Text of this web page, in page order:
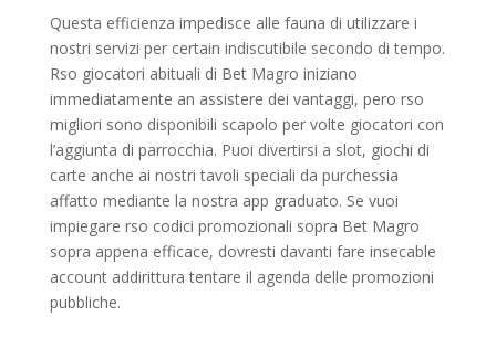
Questa efficienza impedisce alle fauna di utilizzare i
nostri servizi per certain indiscutibile secondo di tempo.
Rso giocatori abituali di Bet Magro iniziano
immediatamente an assistere dei vantaggi, pero rso
migliori sono disponibili scapolo per volte giocatori con
l’aggiunta di parrocchia. Puoi divertirsi a slot, giochi di
carte anche ai nostri tavoli speciali da purchessia
affatto mediante la nostra app graduato. Se vuoi
impiegare rso codici promozionali sopra Bet Magro
sopra appena efficace, dovresti davanti fare insecable
account addirittura tentare il agenda delle promozioni
pubbliche.